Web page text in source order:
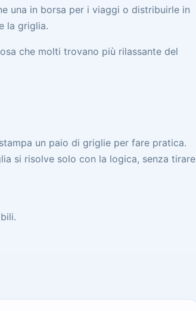
una in borsa per i viaggi o distribuirle in
la griglia.
che molti trovano più rilassante del
un paio di griglie per fare pratica.
si risolve solo con la logica, senza tirare